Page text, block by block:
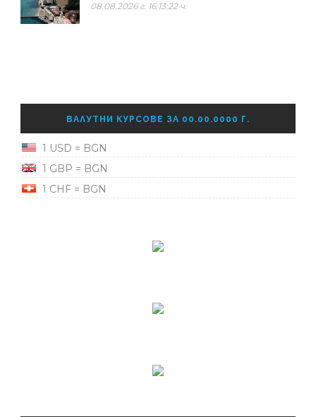
08.08.2026 г. 16:13:22 ч.
ВАЛУТНИ КУРСОВЕ ЗА 00.00.0000 Г.
1 USD = BGN
1 GBP = BGN
1 CHF = BGN